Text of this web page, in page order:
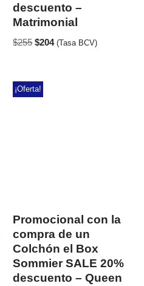
descuento –
Matrimonial
$255 $204 (Tasa BCV)
¡Oferta!
Promocional con la
compra de un
Colchón el Box
Sommier SALE 20%
descuento – Queen